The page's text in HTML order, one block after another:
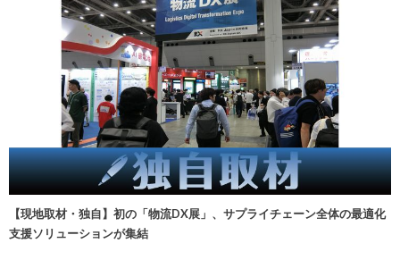
【現地取材・独自】初の「物流DX展」、サプライチェーン全体の最適化
支援ソリューションが集結